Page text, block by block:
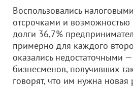
Воспользовались
отсрочками и возможностью
долги 36,7%
примерно для каждого
оказались недостаточными
бизнесменов, получивших
говорят, что им нужна новая